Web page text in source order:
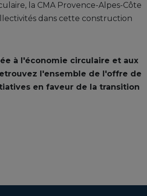
la CMA Provence-Alpes-Côte
dans cette construction
à l'économie circulaire et aux
l'ensemble de l'offre de
en faveur de la transition